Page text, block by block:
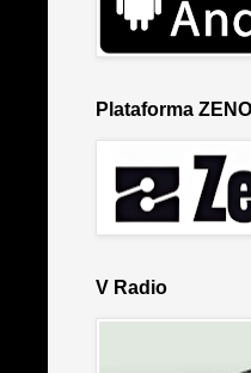
Plataforma
V Radio